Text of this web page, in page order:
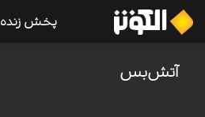
پخش زنده
آتش‌بس